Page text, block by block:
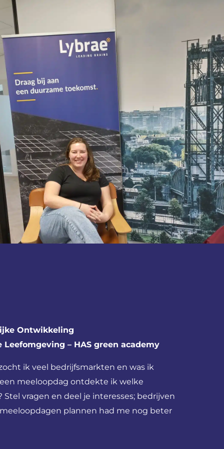
Ontwikkeling
– HAS green academy
ik veel bedrijfsmarkten en was ik
meeloopdag ontdekte ik welke
vragen en deel je interesses; bedrijven
plannen had me nog beter